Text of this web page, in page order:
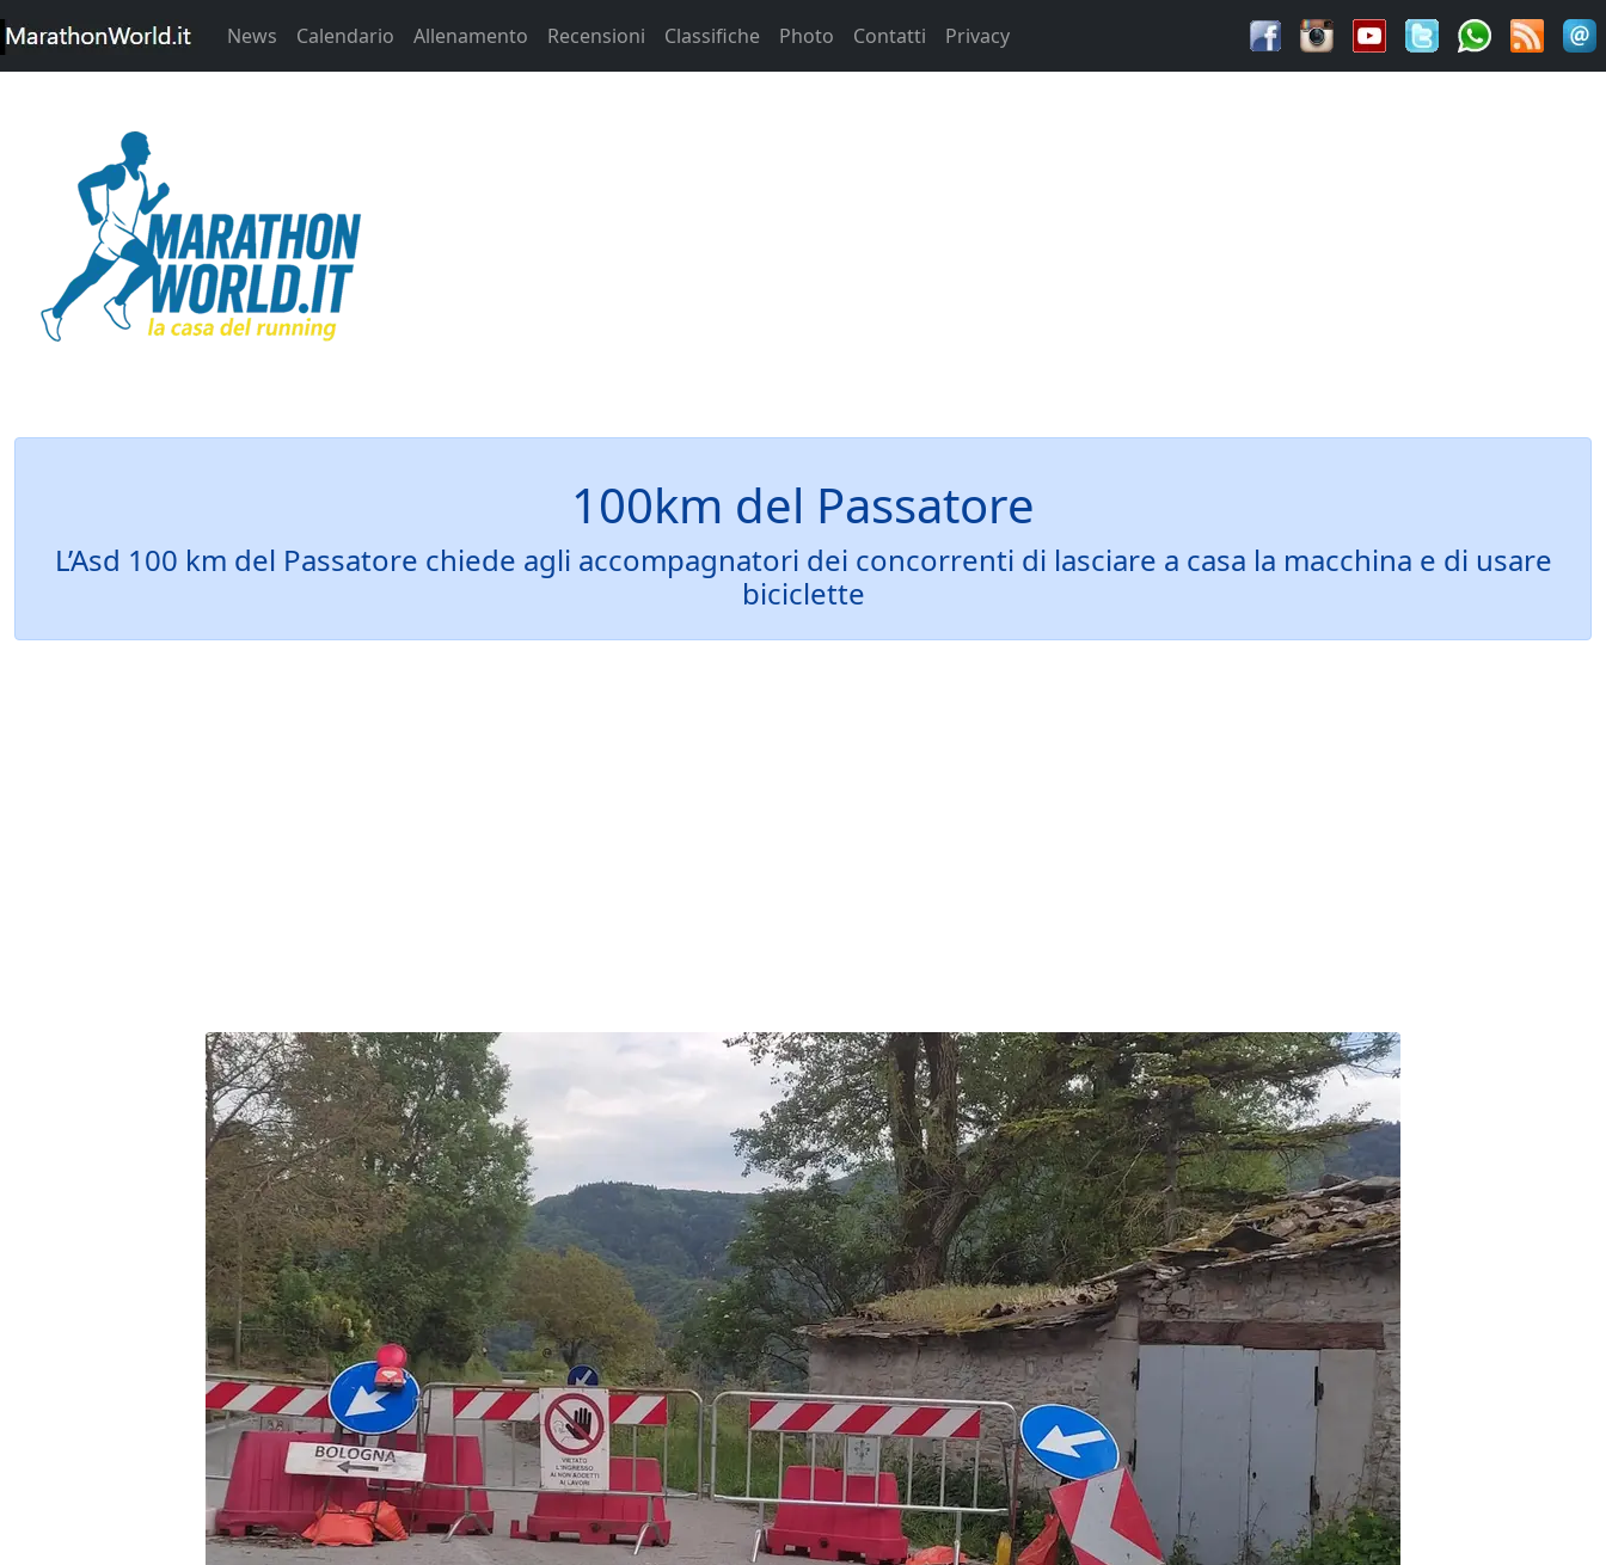
News Calendario Allenamento Recensioni Classifiche Photo Contatti Privacy
100km del Passatore
L’Asd 100 km del Passatore chiede agli accompagnatori dei concorrenti di lasciare a casa la macchina e di usare
biciclette